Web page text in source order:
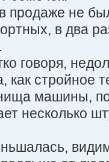
продаже не
в два
говоря,
как стройное
машины,
несколько